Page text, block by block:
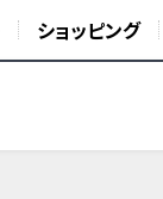
ショッピング